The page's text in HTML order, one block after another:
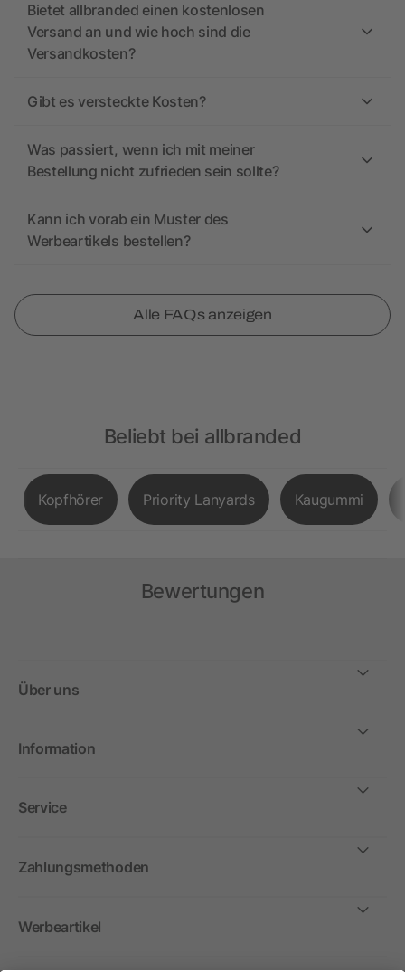
Bietet allbranded einen kostenlosen
Versand an und wie hoch sind die
Versandkosten?
Gibt es versteckte Kosten?
Was passiert, wenn ich mit meiner
Bestellung nicht zufrieden sein sollte?
Kann ich vorab ein Muster des
Werbeartikels bestellen?
Alle FAQs anzeigen
Beliebt bei allbranded
Kopfhörer Priority Lanyards Kaugummi
Bewertungen
Über uns
Information
Service
Zahlungsmethoden
Werbeartikel